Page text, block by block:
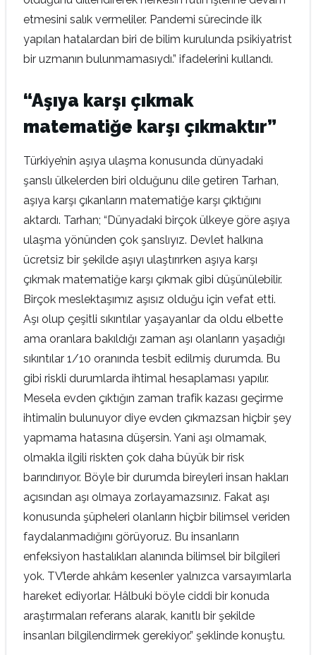
etmesini salık vermeliler. Pandemi sürecinde ilk
yapılan hatalardan biri de bilim kurulunda psikiyatrist
bir uzmanın bulunmamasıydı.” ifadelerini kullandı.
“Aşıya karşı çıkmak
matematiğe karşı çıkmaktır”
Türkiye’nin aşıya ulaşma konusunda dünyadaki
şanslı ülkelerden biri olduğunu dile getiren Tarhan,
aşıya karşı çıkanların matematiğe karşı çıktığını
aktardı. Tarhan; “Dünyadaki birçok ülkeye göre aşıya
ulaşma yönünden çok şanslıyız. Devlet halkına
ücretsiz bir şekilde aşıyı ulaştırırken aşıya karşı
çıkmak matematiğe karşı çıkmak gibi düşünülebilir.
Birçok meslektaşımız aşısız olduğu için vefat etti.
Aşı olup çeşitli sıkıntılar yaşayanlar da oldu elbette
ama oranlara bakıldığı zaman aşı olanların yaşadığı
sıkıntılar 1/10 oranında tesbit edilmiş durumda. Bu
gibi riskli durumlarda ihtimal hesaplaması yapılır.
Mesela evden çıktığın zaman trafik kazası geçirme
ihtimalin bulunuyor diye evden çıkmazsan hiçbir şey
yapmama hatasına düşersin. Yani aşı olmamak,
olmakla ilgili riskten çok daha büyük bir risk
barındırıyor. Böyle bir durumda bireyleri insan hakları
açısından aşı olmaya zorlayamazsınız. Fakat aşı
konusunda şüpheleri olanların hiçbir bilimsel veriden
faydalanmadığını görüyoruz. Bu insanların
enfeksiyon hastalıkları alanında bilimsel bir bilgileri
yok. TV’lerde ahkâm kesenler yalnızca varsayımlarla
hareket ediyorlar. Hâlbuki böyle ciddi bir konuda
araştırmaları referans alarak, kanıtlı bir şekilde
insanları bilgilendirmek gerekiyor.” şeklinde konuştu.